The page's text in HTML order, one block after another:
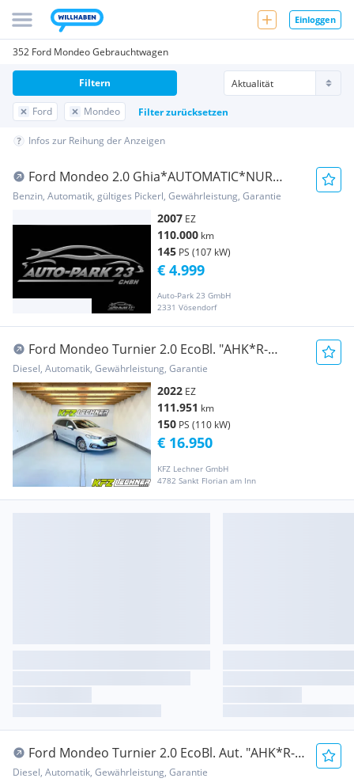
Einloggen
352 Ford Mondeo Gebrauchtwagen
Ford Mondeo Filter zurücksetzen
Filtern
Infos zur Reihung der Anzeigen
Ford Mondeo 2.0 Ghia*AUTOMATIC*NUR
110.000KM*MOD2008
Benzin, Automatik, gültiges Pickerl, Gewährleistung, Garantie
2007 EZ
110.000 km
145 PS (107 kW)
Auto-Park 23 GmbH
2331 Vösendorf
€ 4.999
Ford Mondeo Turnier 2.0 EcoBl. "AHK*R-
KAM*DAB*SITZH*...
Diesel, Automatik, Gewährleistung, Garantie
2022 EZ
111.951 km
150 PS (110 kW)
KFZ Lechner GmbH
4782 Sankt Florian am Inn
€ 16.950
Ford Mondeo Turnier 2.0 EcoBl. Aut. "AHK*R-
KAM*ACC*N...
Diesel, Automatik, Gewährleistung, Garantie